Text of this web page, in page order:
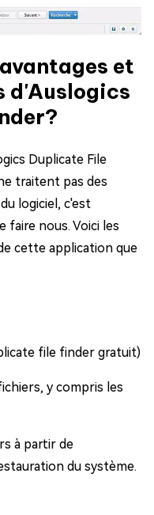
et
d'Auslogics
Duplicate File
traitent pas des
logiciel, c'est
faire nous. Voici les
cette application que
file finder gratuit)
y compris les
à partir de
du système.